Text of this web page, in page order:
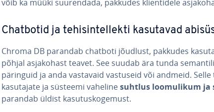
võib ka müüki suu­ren­dada, pakkudes klien­ti­dele
Chatbotid ja te­hisin­tel­lekti kasutavad
Chroma DB parandab chatboti jõudlust, pakkudes
põhjal as­ja­ko­hast teavet. See suudab ära tunda
päringuid ja anda vastavaid vastuseid või andmeid.
ka­su­ta­jate ja süsteemi vahelinesuhtlus loo­mu­li­kum ja
parandab üldist ka­su­tus­ko­ge­must.